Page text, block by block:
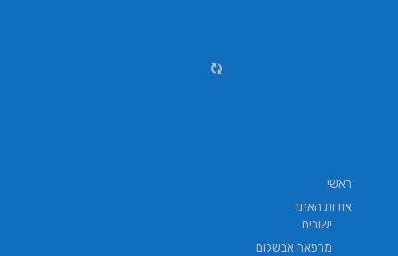
ראשי
אודות האתר
ישובים
מרפאה אבשלום